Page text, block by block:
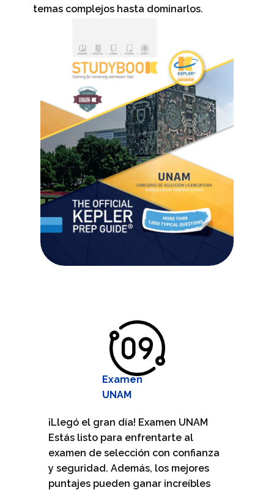
temas complejos hasta dominarlos.
Examen
UNAM
¡Llegó el gran día! Examen UNAM
Estás listo para enfrentarte al
examen de selección con confianza
y seguridad. Además, los mejores
puntajes pueden ganar increíbles